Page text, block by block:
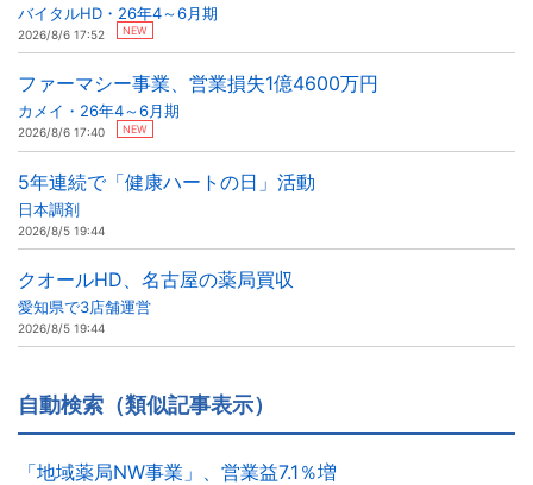
バイタルHD・26年4～6月期
2026/8/6 17:52 NEW
ファーマシー事業、営業損失1億4600万円
カメイ・26年4～6月期
2026/8/6 17:40 NEW
5年連続で「健康ハートの日」活動
日本調剤
2026/8/5 19:44
クオールHD、名古屋の薬局買収
愛知県で3店舗運営
2026/8/5 19:44
自動検索（類似記事表示）
「地域薬局NW事業」、営業益7.1％増